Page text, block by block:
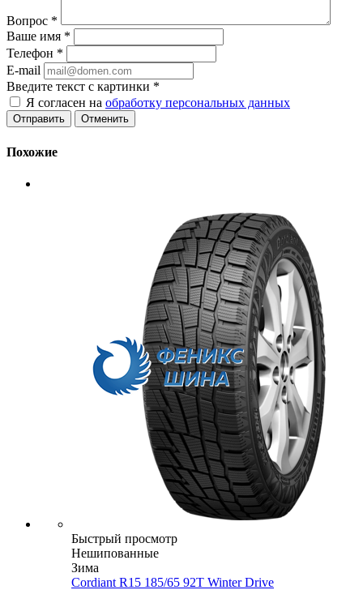
Вопрос *
Ваше имя *
Телефон *
E-mail
Введите текст с картинки *
Я согласен на обработку персональных данных
Отменить
Похожие
Быстрый просмотр
Нешипованные
Зима
Cordiant R15 185/65 92T Winter Drive